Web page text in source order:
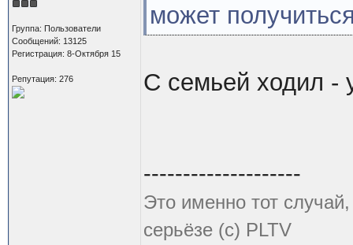
Группа: Пользователи
Сообщений: 13125
Регистрация: 8-Октября 15
Репутация: 276
может
С семьей ходил -
--------------------
Это именно тот
серьёзе (с) PLTV